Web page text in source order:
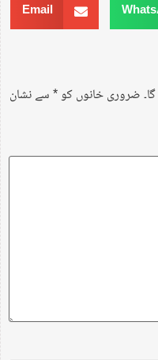
Email
ضروری خانوں کو*سے نشان